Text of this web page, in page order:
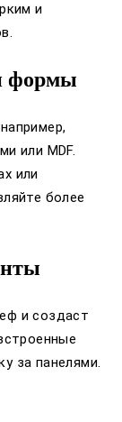
и
формы
или MDF.
или
более
и создаст
за панелями.